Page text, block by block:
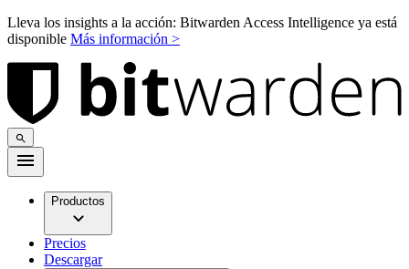
Lleva los insights a la acción: Bitwarden Access Intelligence ya está
disponible Más información >
Productos
Precios
Descargar